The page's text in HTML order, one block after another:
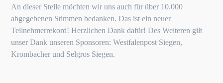
An dieser Stelle möchten wir uns auch für über 10.000
abgegebenen Stimmen bedanken. Das ist ein neuer
Teilnehmerrekord! Herzlichen Dank dafür! Des Weiteren gilt
unser Dank unseren Sponsoren: Westfalenpost Siegen,
Krombacher und Selgros Siegen.